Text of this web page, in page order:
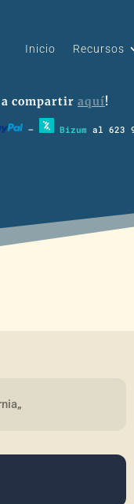
Inicio Recursos
a compartir aquí!
– Bizum al 623